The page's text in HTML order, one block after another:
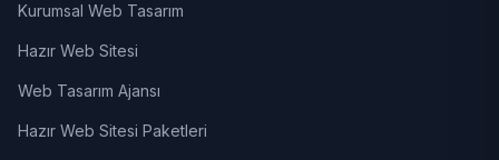
Kurumsal Web Tasarım
Hazır Web Sitesi
Web Tasarım Ajansı
Hazır Web Sitesi Paketleri